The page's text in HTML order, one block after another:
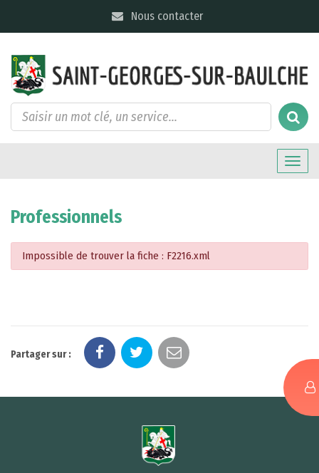
Nous contacter
Toggle
Professionnels
Impossible de trouver la fiche : F2216.xml
Partager sur :